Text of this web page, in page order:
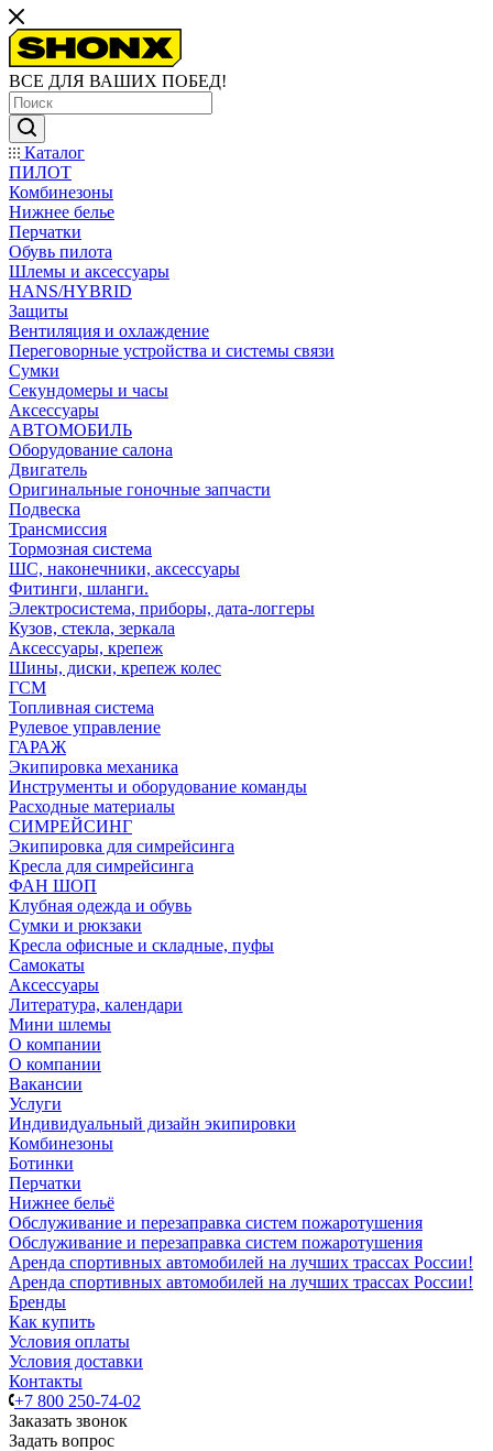
ВСЕ ДЛЯ ВАШИХ ПОБЕД!
Каталог
ПИЛОТ
Комбинезоны
Нижнее белье
Перчатки
Обувь пилота
Шлемы и аксессуары
HANS/HYBRID
Защиты
Вентиляция и охлаждение
Переговорные устройства и системы связи
Сумки
Секундомеры и часы
Аксессуары
АВТОМОБИЛЬ
Оборудование салона
Двигатель
Оригинальные гоночные запчасти
Подвеска
Трансмиссия
Тормозная система
ШС, наконечники, аксессуары
Фитинги, шланги.
Электросистема, приборы, дата-логгеры
Кузов, стекла, зеркала
Аксессуары, крепеж
Шины, диски, крепеж колес
ГСМ
Топливная система
Рулевое управление
ГАРАЖ
Экипировка механика
Инструменты и оборудование команды
Расходные материалы
СИМРЕЙСИНГ
Экипировка для симрейсинга
Кресла для симрейсинга
ФАН ШОП
Клубная одежда и обувь
Сумки и рюкзаки
Кресла офисные и складные, пуфы
Самокаты
Аксессуары
Литература, календари
Мини шлемы
О компании
О компании
Вакансии
Услуги
Индивидуальный дизайн экипировки
Комбинезоны
Ботинки
Перчатки
Нижнее бельё
Обслуживание и перезаправка систем пожаротушения
Обслуживание и перезаправка систем пожаротушения
Аренда спортивных автомобилей на лучших трассах России!
Аренда спортивных автомобилей на лучших трассах России!
Бренды
Как купить
Условия оплаты
Условия доставки
Контакты
+7 800 250-74-02
Заказать звонок
Задать вопрос